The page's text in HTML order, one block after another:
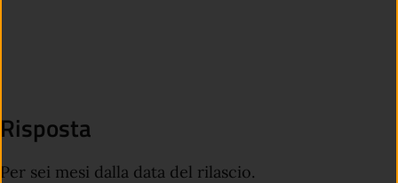
Risposta
Per sei mesi dalla data del rilascio.